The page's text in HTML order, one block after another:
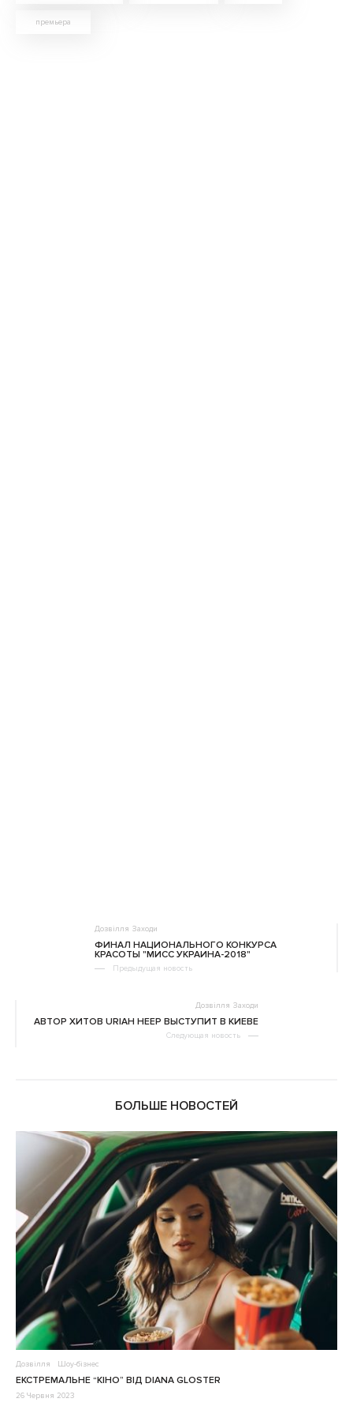
премьера
Дозвілля Заходи
ФИНАЛ НАЦИОНАЛЬНОГО КОНКУРСА
КРАСОТЫ "МИСС УКРАИНА-2018"
Предыдущая новость
Дозвілля Заходи
АВТОР ХИТОВ URIAH HEEP ВЫСТУПИТ В КИЕВЕ
Следующая новость
БОЛЬШЕ НОВОСТЕЙ
Дозвілля Шоу-бізнес
ЕКСТРЕМАЛЬНЕ “КІНО” ВІД DIANA GLOSTER
26 Червня 2023